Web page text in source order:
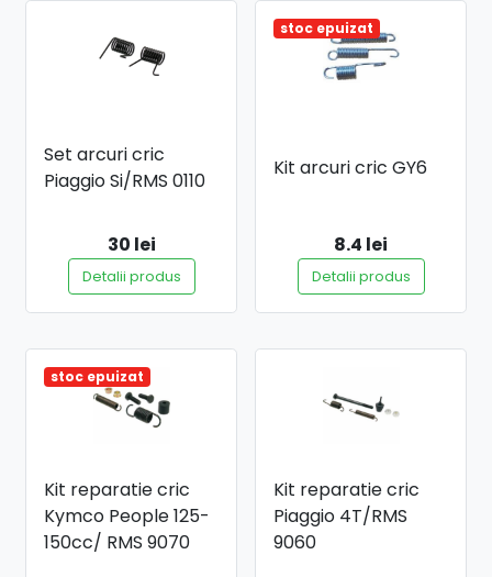
Set arcuri cric
Piaggio Si/RMS 0110
30 lei
Detalii produs
stoc epuizat
Kit arcuri cric GY6
8.4 lei
Detalii produs
stoc epuizat
Kit reparatie cric
Kymco People 125-
150cc/ RMS 9070
Kit reparatie cric
Piaggio 4T/RMS
9060